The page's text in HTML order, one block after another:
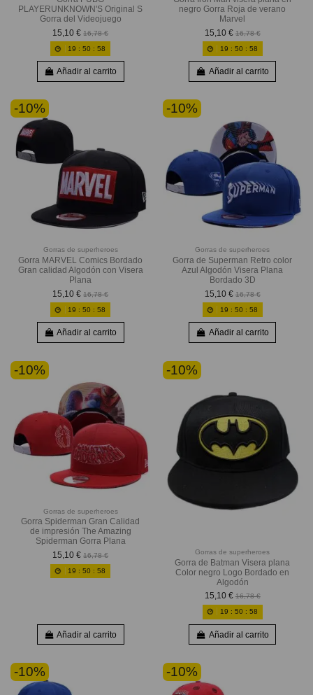
PLAYERUNKNOWN'S Original S
Gorra del Videojuego
15,10 € 16,78 €
19 :50 :56
Añadir al carrito
negro Gorra Roja de verano
Marvel
15,10 € 16,78 €
19 : 50 : 56
Añadir al carrito
-10%
Gorras de superheroes
Gorra MARVEL Comics Bordado
Gran calidad Algodón con Visera
Plana
15,10 € 16,78 €
19 :50 :56
Añadir al carrito
-10%
Gorras de superheroes
Gorra de Superman Retro color
Azul Algodón Visera Plana
Bordado 3D
15,10 € 16,78 €
19 : 50 : 56
Añadir al carrito
-10%
Gorras de superheroes
Gorra Spiderman Gran Calidad
de impresión The Amazing
Spiderman Gorra Plana
15,10 € 16,78 €
19 :50 :56
Añadir al carrito
-10%
Gorras de superheroes
Gorra de Batman Visera plana
Color negro Logo Bordado en
Algodón
15,10 € 16,78 €
19 : 50 : 56
Añadir al carrito
-10% -10%